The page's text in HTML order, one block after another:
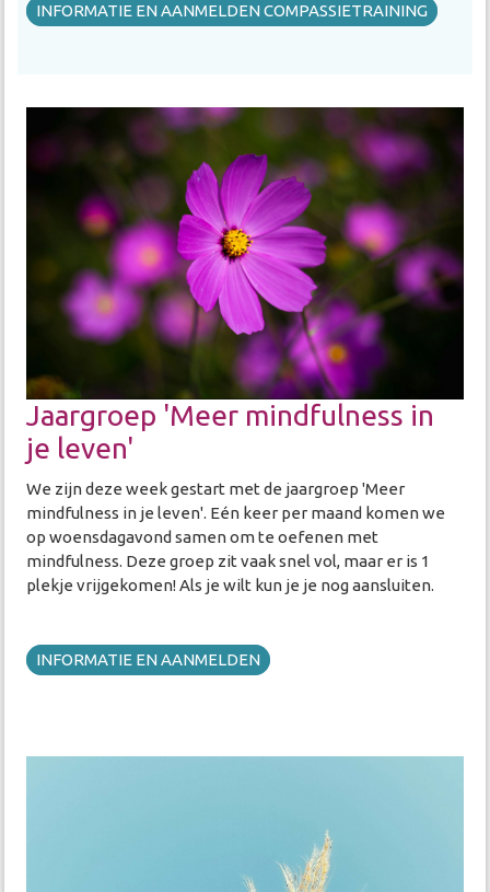
INFORMATIE EN AANMELDEN COMPASSIETRAINING
Jaargroep 'Meer mindfulness in
je leven'
We zijn deze week gestart met de jaargroep 'Meer
mindfulness in je leven'. Eén keer per maand komen we
op woensdagavond samen om te oefenen met
mindfulness. Deze groep zit vaak snel vol, maar er is 1
plekje vrijgekomen! Als je wilt kun je je nog aansluiten.
INFORMATIE EN AANMELDEN